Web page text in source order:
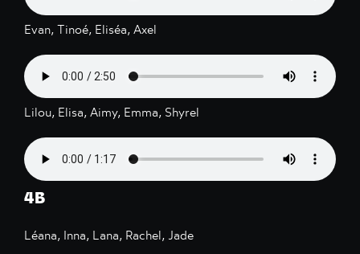
Evan, Tinoé, Eliséa, Axel
Lilou, Elisa, Aimy, Emma, Shyrel
4B
Léana, Inna, Lana, Rachel, Jade